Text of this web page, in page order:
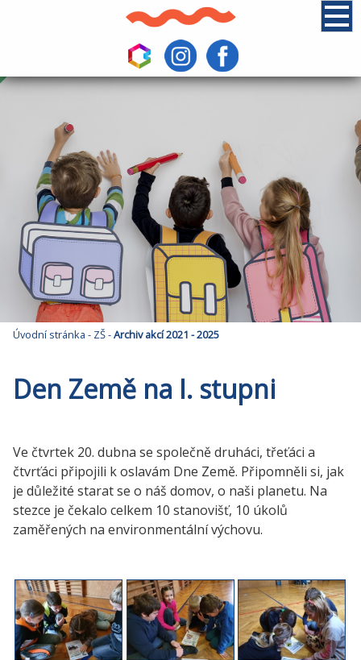
Úvodní stránka - ZŠ-Archiv akcí 2021 - 2025
Den Země na I. stupni
Ve čtvrtek 20. dubna se společně druháci, třeťáci a
čtvrťáci připojili k oslavám Dne Země. Připomněli si, jak
je důležité starat se o náš domov, o naši planetu. Na
stezce je čekalo celkem 10 stanovišť, 10 úkolů
zaměřených na environmentální výchovu.